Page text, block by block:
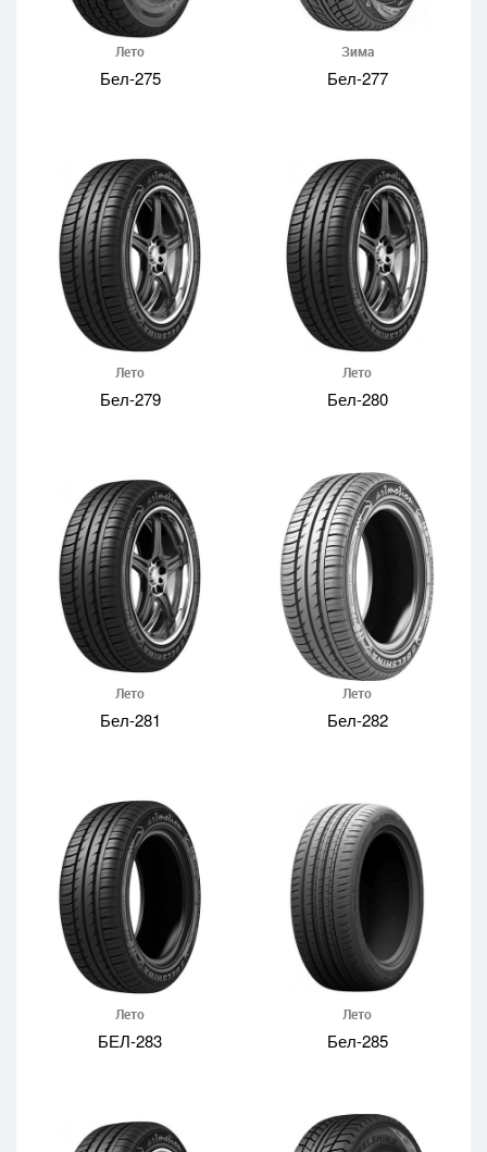
Лето
Бел-275
Зима
Бел-277
Лето
Бел-279
Лето
Бел-280
Лето
Бел-281
Лето
Бел-282
Лето
БЕЛ-283
Лето
Бел-285